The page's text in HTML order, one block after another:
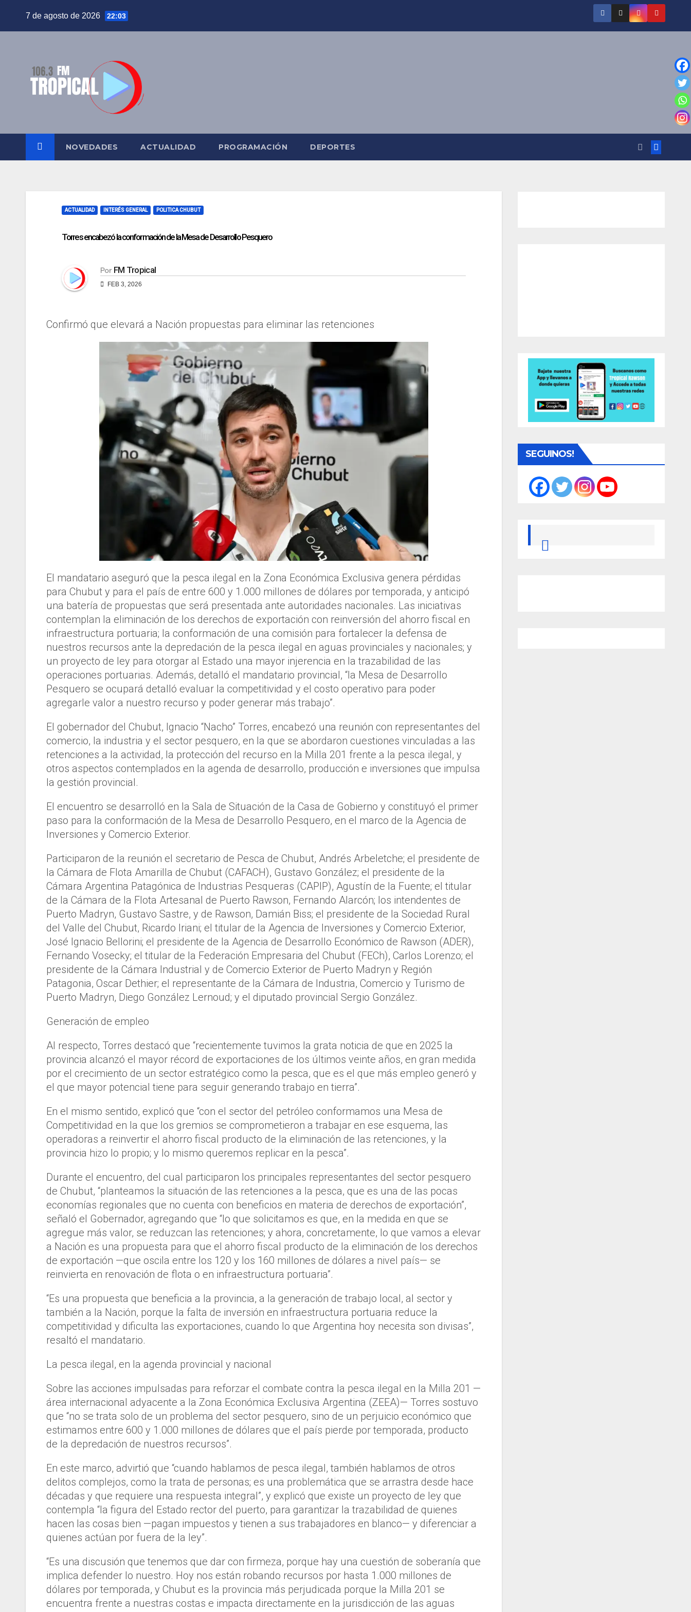
7 de agosto de 2026 22:03
NOVEDADES ACTUALIDAD PROGRAMACIÓN DEPORTES
ACTUALIDAD INTERÉS GENERAL POLITICA CHUBUT
Torres encabezó la conformación de la Mesa de Desarrollo Pesquero
Por FM Tropical
FEB 3, 2026
Confirmó que elevará a Nación propuestas para eliminar las retenciones
El mandatario aseguró que la pesca ilegal en la Zona Económica Exclusiva genera pérdidas
para Chubut y para el país de entre 600 y 1.000 millones de dólares por temporada, y anticipó
una batería de propuestas que será presentada ante autoridades nacionales. Las iniciativas
contemplan la eliminación de los derechos de exportación con reinversión del ahorro fiscal en
infraestructura portuaria; la conformación de una comisión para fortalecer la defensa de
nuestros recursos ante la depredación de la pesca ilegal en aguas provinciales y nacionales; y
un proyecto de ley para otorgar al Estado una mayor injerencia en la trazabilidad de las
operaciones portuarias. Además, detalló el mandatario provincial, “la Mesa de Desarrollo
Pesquero se ocupará detalló evaluar la competitividad y el costo operativo para poder
agregarle valor a nuestro recurso y poder generar más trabajo”.
El gobernador del Chubut, Ignacio “Nacho” Torres, encabezó una reunión con representantes del
comercio, la industria y el sector pesquero, en la que se abordaron cuestiones vinculadas a las
retenciones a la actividad, la protección del recurso en la Milla 201 frente a la pesca ilegal, y
otros aspectos contemplados en la agenda de desarrollo, producción e inversiones que impulsa
la gestión provincial.
El encuentro se desarrolló en la Sala de Situación de la Casa de Gobierno y constituyó el primer
paso para la conformación de la Mesa de Desarrollo Pesquero, en el marco de la Agencia de
Inversiones y Comercio Exterior.
Participaron de la reunión el secretario de Pesca de Chubut, Andrés Arbeletche; el presidente de
la Cámara de Flota Amarilla de Chubut (CAFACH), Gustavo González; el presidente de la
Cámara Argentina Patagónica de Industrias Pesqueras (CAPIP), Agustín de la Fuente; el titular
de la Cámara de la Flota Artesanal de Puerto Rawson, Fernando Alarcón; los intendentes de
Puerto Madryn, Gustavo Sastre, y de Rawson, Damián Biss; el presidente de la Sociedad Rural
del Valle del Chubut, Ricardo Iriani; el titular de la Agencia de Inversiones y Comercio Exterior,
José Ignacio Bellorini; el presidente de la Agencia de Desarrollo Económico de Rawson (ADER),
Fernando Vosecky; el titular de la Federación Empresaria del Chubut (FECh), Carlos Lorenzo; el
presidente de la Cámara Industrial y de Comercio Exterior de Puerto Madryn y Región
Patagonia, Oscar Dethier; el representante de la Cámara de Industria, Comercio y Turismo de
Puerto Madryn, Diego González Lernoud; y el diputado provincial Sergio González.
Generación de empleo
Al respecto, Torres destacó que “recientemente tuvimos la grata noticia de que en 2025 la
provincia alcanzó el mayor récord de exportaciones de los últimos veinte años, en gran medida
por el crecimiento de un sector estratégico como la pesca, que es el que más empleo generó y
el que mayor potencial tiene para seguir generando trabajo en tierra”.
En el mismo sentido, explicó que “con el sector del petróleo conformamos una Mesa de
Competitividad en la que los gremios se comprometieron a trabajar en ese esquema, las
operadoras a reinvertir el ahorro fiscal producto de la eliminación de las retenciones, y la
provincia hizo lo propio; y lo mismo queremos replicar en la pesca”.
Durante el encuentro, del cual participaron los principales representantes del sector pesquero
de Chubut, “planteamos la situación de las retenciones a la pesca, que es una de las pocas
economías regionales que no cuenta con beneficios en materia de derechos de exportación”,
señaló el Gobernador, agregando que “lo que solicitamos es que, en la medida en que se
agregue más valor, se reduzcan las retenciones; y ahora, concretamente, lo que vamos a elevar
a Nación es una propuesta para que el ahorro fiscal producto de la eliminación de los derechos
de exportación —que oscila entre los 120 y los 160 millones de dólares a nivel país— se
reinvierta en renovación de flota o en infraestructura portuaria”.
“Es una propuesta que beneficia a la provincia, a la generación de trabajo local, al sector y
también a la Nación, porque la falta de inversión en infraestructura portuaria reduce la
competitividad y dificulta las exportaciones, cuando lo que Argentina hoy necesita son divisas”,
resaltó el mandatario.
La pesca ilegal, en la agenda provincial y nacional
Sobre las acciones impulsadas para reforzar el combate contra la pesca ilegal en la Milla 201 —
área internacional adyacente a la Zona Económica Exclusiva Argentina (ZEEA)— Torres sostuvo
que “no se trata solo de un problema del sector pesquero, sino de un perjuicio económico que
estimamos entre 600 y 1.000 millones de dólares que el país pierde por temporada, producto
de la depredación de nuestros recursos”.
En este marco, advirtió que “cuando hablamos de pesca ilegal, también hablamos de otros
delitos complejos, como la trata de personas; es una problemática que se arrastra desde hace
décadas y que requiere una respuesta integral”, y explicó que existe un proyecto de ley que
contempla “la figura del Estado rector del puerto, para garantizar la trazabilidad de quienes
hacen las cosas bien —pagan impuestos y tienen a sus trabajadores en blanco— y diferenciar a
quienes actúan por fuera de la ley”.
“Es una discusión que tenemos que dar con firmeza, porque hay una cuestión de soberanía que
implica defender lo nuestro. Hoy nos están robando recursos por hasta 1.000 millones de
dólares por temporada, y Chubut es la provincia más perjudicada porque la Milla 201 se
encuentra frente a nuestras costas e impacta directamente en la jurisdicción de las aguas
SEGUINOS!